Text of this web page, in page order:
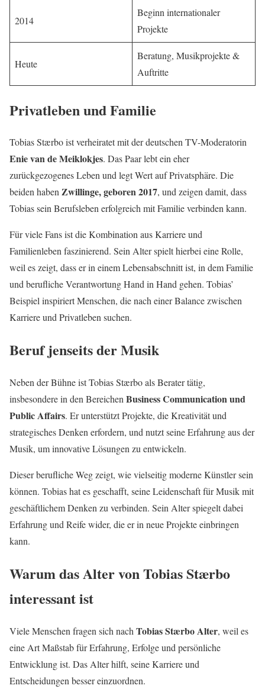
2014
Beginn internationaler
Projekte
Heute
Beratung, Musikprojekte &
Auftritte
Privatleben und Familie
Tobias Stærbo ist verheiratet mit der deutschen TV-Moderatorin
Enie van de Meiklokjes. Das Paar lebt ein eher
zurückgezogenes Leben und legt Wert auf Privatsphäre. Die
beiden habenZwillinge, geboren 2017, und zeigen damit, dass
Tobias sein Berufsleben erfolgreich mit Familie verbinden kann.
Für viele Fans ist die Kombination aus Karriere und
Familienleben faszinierend. Sein Alter spielt hierbei eine Rolle,
weil es zeigt, dass er in einem Lebensabschnitt ist, in dem Familie
und berufliche Verantwortung Hand in Hand gehen. Tobias’
Beispiel inspiriert Menschen, die nach einer Balance zwischen
Karriere und Privatleben suchen.
Beruf jenseits der Musik
Neben der Bühne ist Tobias Stærbo als Berater tätig,
insbesondere in den BereichenBusiness Communication und
Public Affairs. Er unterstützt Projekte, die Kreativität und
strategisches Denken erfordern, und nutzt seine Erfahrung aus der
Musik, um innovative Lösungen zu entwickeln.
Dieser berufliche Weg zeigt, wie vielseitig moderne Künstler sein
können. Tobias hat es geschafft, seine Leidenschaft für Musik mit
geschäftlichem Denken zu verbinden. Sein Alter spiegelt dabei
Erfahrung und Reife wider, die er in neue Projekte einbringen
kann.
Warum das Alter von Tobias Stærbo
interessant ist
Viele Menschen fragen sich nach Tobias Stærbo Alter, weil es
eine Art Maßstab für Erfahrung, Erfolge und persönliche
Entwicklung ist. Das Alter hilft, seine Karriere und
Entscheidungen besser einzuordnen.